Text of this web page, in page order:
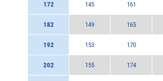
172 145 161
182 149 165
192 153 170
202 155 174